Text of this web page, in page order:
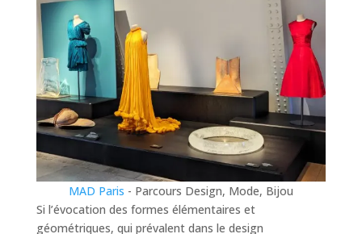
MAD Paris - Parcours Design, Mode, Bijou
Si l’évocation des formes élémentaires et
géométriques, qui prévalent dans le design